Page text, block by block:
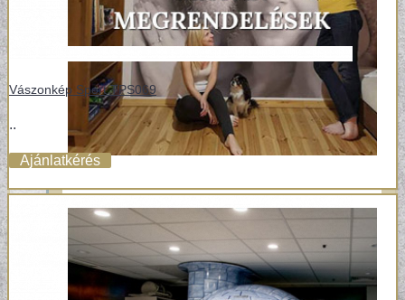
Vászonkép Sport TPS069
..
Ajánlatkérés